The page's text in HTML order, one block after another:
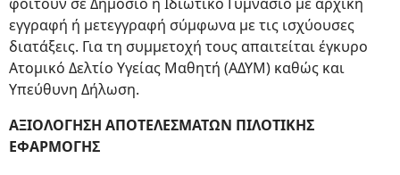
εγγραφή ή μετεγγραφή σύμφωνα με τις ισχύουσες
διατάξεις. Για τη συμμετοχή τους απαιτείται έγκυρο
Ατομικό Δελτίο Υγείας Μαθητή (ΑΔΥΜ) καθώς και
Υπεύθυνη Δήλωση.
ΑΞΙΟΛΟΓΗΣΗ ΑΠΟΤΕΛΕΣΜΑΤΩΝ ΠΙΛΟΤΙΚΗΣ
ΕΦΑΡΜΟΓΗΣ